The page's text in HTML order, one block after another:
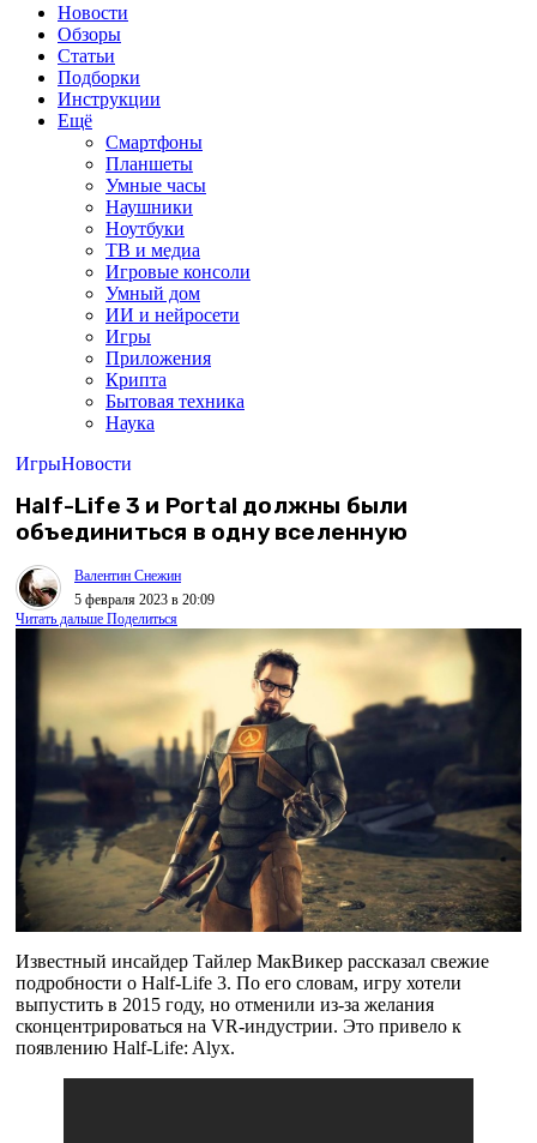
Новости
Обзоры
Статьи
Подборки
Инструкции
Ещё
Смартфоны
Планшеты
Умные часы
Наушники
Ноутбуки
ТВ и медиа
Игровые консоли
Умный дом
ИИ и нейросети
Игры
Приложения
Крипта
Бытовая техника
Наука
ИгрыНовости
Half-Life 3 и Portal должны были
объединиться в одну вселенную
Валентин Снежин
5 февраля 2023 в 20:09
Читать дальше Поделиться
Известный инсайдер Тайлер МакВикер рассказал свежие
подробности о Half-Life 3. По его словам, игру хотели
выпустить в 2015 году, но отменили из-за желания
сконцентрироваться на VR-индустрии. Это привело к
появлению Half-Life: Alyx.